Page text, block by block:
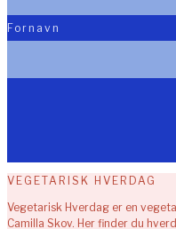
Fornavn
VEGETARISK HVERDAG
Vegetarisk Hverdag er en
Camilla Skov. Her finder du